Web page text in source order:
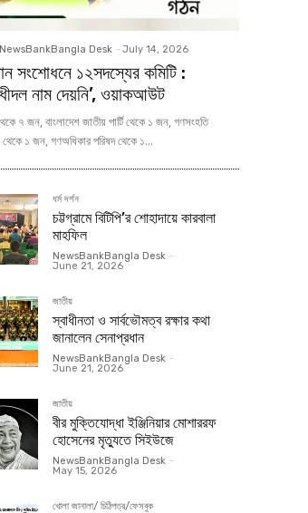
NewsBankBangla Desk - July 14, 2026
সংশোধনে ১২সদস্যের কমিটি :
নাম দেয়নি’, ওয়াকআউট
৭ জন, বাংলাদেশ জাতীয় পার্টি থেকে ১ জন, গণসংহতি
১ জন, গণঅধিকার পরিষদ থেকে ১...
ধর্ম দর্শন
চট্টগ্রামে বিটিপি’র শোহাদায়ে কারবালা
মাহফিল
NewsBankBangla Desk -
June 21, 2026
জাতীয়
স্বাধীনতা ও সার্বভৌমত্ব রক্ষার কথা
জানালেন সেনাপ্রধান
NewsBankBangla Desk -
June 21, 2026
জাতীয়
বীর মুক্তিযোদ্ধা ইঞ্জিনিয়ার মোশাররফ
হোসেনের মৃত্যুতে সিইউজে
NewsBankBangla Desk -
May 15, 2026
খোলা জানালা/ চিঠিপত্র/ফেসবুক